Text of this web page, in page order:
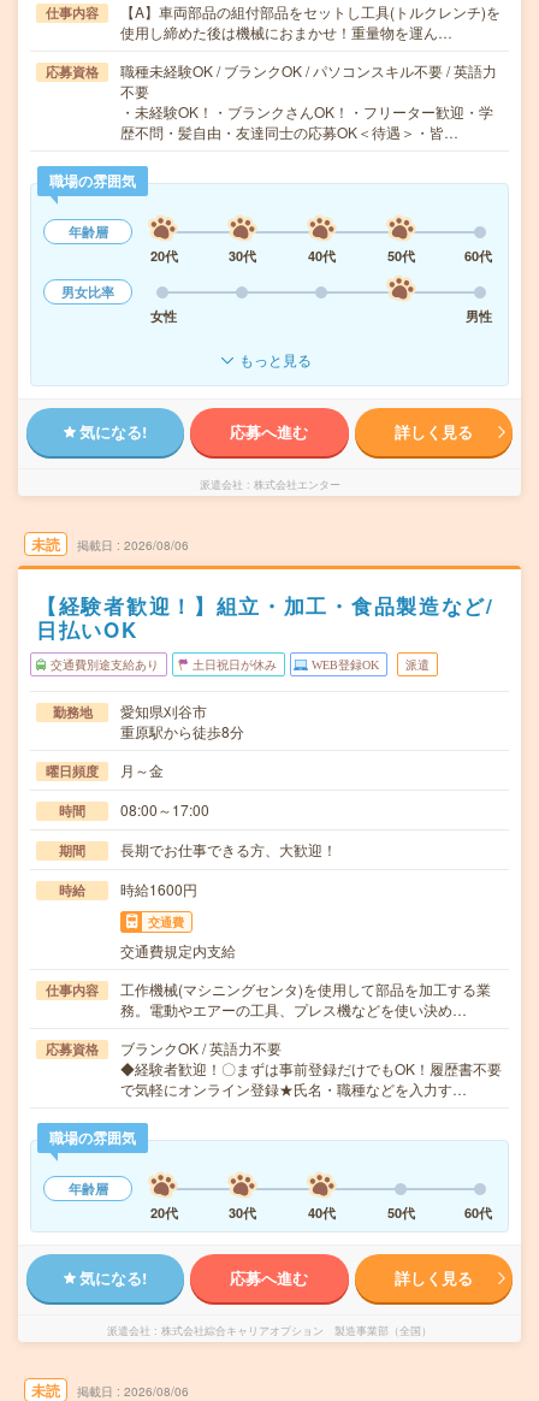
仕事内容
【A】車両部品の組付部品をセットし工具(トルクレンチ)を
使用し締めた後は機械におまかせ！重量物を運ん…
応募資格
職種未経験OK / ブランクOK / パソコンスキル不要 / 英語力
不要
・未経験OK！・ブランクさんOK！・フリーター歓迎・学
歴不問・髪自由・友達同士の応募OK＜待遇＞・皆…
職場の雰囲気
年齢層
20代
30代 40代 50代
60代
男女比率
女性
男性
もっと見る
気になる! 応募へ進む 詳しく見る
派遣会社 株式会社エンター
未読 掲載日 2026/08/06
【経験者歓迎！】組立・加工・食品製造など/
日払いOK
交通費別途支給あり 土日祝日が休み WEB登録OK 派遣
勤務地
愛知県刈谷市
重原駅から徒歩8分
曜日頻度 月～金
時間 08:00～17:00
期間 長期でお仕事できる方、大歓迎！
時給 時給1600円
交通費
交通費規定内支給
仕事内容
工作機械(マシニングセンタ)を使用して部品を加工する業
務。電動やエアーの工具、プレス機などを使い決め…
応募資格
ブランクOK / 英語力不要
◆経験者歓迎！〇まずは事前登録だけでもOK！履歴書不要
で気軽にオンライン登録★氏名・職種などを入力す…
職場の雰囲気
年齢層
20代
30代 40代 50代 60代
気になる! 応募へ進む 詳しく見る
派遣会社 株式会社綜合キャリアオプション 製造事業部（全国）
未読 掲載日 2026/08/06